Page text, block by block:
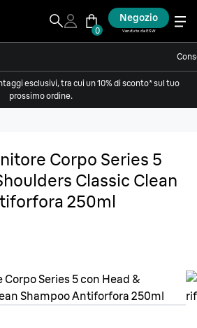
0
Negozio
Venduto da ESW
esclusivi, tra cui un 10% di sconto* sul tuo
prossimo ordine.
Corpo Series 5
Classic Clean
250ml